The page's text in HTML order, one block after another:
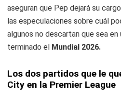
aseguran que Pep dejará su
las especulaciones sobre cuál
algunos no descartan que sea en
terminado el Mundial 2026.
Los dos partidos que le
City en la Premier League